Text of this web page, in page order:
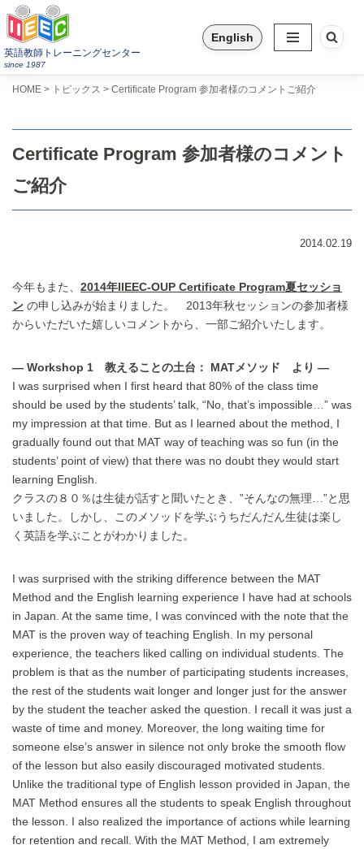
コ
ン
ス
ッ
プ
英語教師トレーニングセンター
since 1987
English
HOME > トピックス > Certificate Program 参加者様のコメントご紹介
Certificate Program 参加者様のコメント
ご紹介
2014.02.19
今年もまた、 2014年IIEEC-OUP Certificate Program夏セッショ
ン の申し込みが始まりました。 2013年秋セッションの参加者様
からいただいた嬉しいコメントから、一部ご紹介いたします。
— Workshop 1 教えることの土台： MATメソッド より —
I was surprised when I first heard that 80% of the class time
should be used by the students’ talk, “No, that’s impossible…” was
my impression at that time. But as I learned about the method, I
gradually found out that MAT way of teaching was so fun (in the
students’ point of view) that there was no doubt they would start
learning English.
クラスの８０％は生徒が話すと聞いたとき、”そんなの無理…”と思
いました。しかし、このメソッドを学ぶうちだんだん生徒は楽し
く英語を学ぶことがわかりました。
I was surprised with the striking difference between the MAT
Method and the English learning experience I have had at schools
in Japan. At the same time, I was convinced with the note that the
MAT is the proven way of teaching English. In my personal
experience, the teachers liked calling on individual students. The
problem is that as the number of participating students increases,
the rest of the students wait longer and longer just for the answer
by the student the teacher asked the question. I recall it was just a
waste of time and money. Moreover, the long waiting time for
someone else’s answer in silence not only broke the smooth flow
of the lesson but also easily discouraged motivated students.
Unlike the traditional type of English lesson provided in Japan, the
MAT Method ensures all the students to speak English throughout
the lesson. I also realized the importance of actions while learning
for retention and recall. With the MAT Method, I am extremely